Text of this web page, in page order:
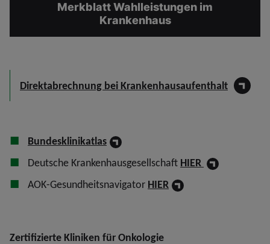
Merkblatt Wahlleistungen im
Krankenhaus
Direktabrechnung bei Krankenhausaufenthalt
Bundesklinikatlas
Deutsche Krankenhausgesellschaft HIER
AOK-Gesundheitsnavigator HIER
Zertifizierte Kliniken für Onkologie